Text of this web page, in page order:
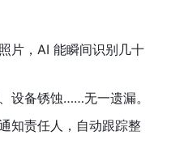
片，AI 能瞬间识别几十
设备锈蚀……无一遗漏。
知责任人，自动跟踪整